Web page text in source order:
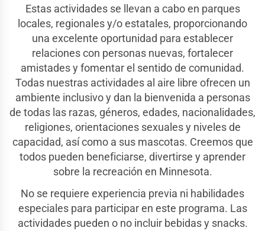
Estas actividades se llevan a cabo en parques
locales, regionales y/o estatales, proporcionando
una excelente oportunidad para establecer
relaciones con personas nuevas, fortalecer
amistades y fomentar el sentido de comunidad.
Todas nuestras actividades al aire libre ofrecen un
ambiente inclusivo y dan la bienvenida a personas
de todas las razas, géneros, edades, nacionalidades,
religiones, orientaciones sexuales y niveles de
capacidad, así como a sus mascotas. Creemos que
todos pueden beneficiarse, divertirse y aprender
sobre la recreación en Minnesota.
No se requiere experiencia previa ni habilidades
especiales para participar en este programa. Las
actividades pueden o no incluir bebidas y snacks.